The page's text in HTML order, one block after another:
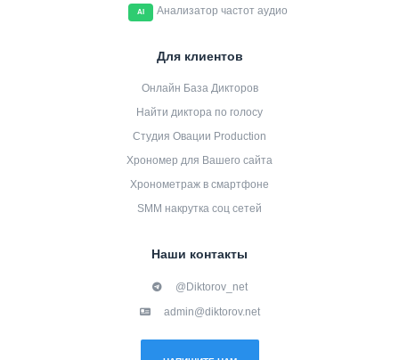
AI Анализатор частот аудио
Для клиентов
Онлайн База Дикторов
Найти диктора по голосу
Студия Овации Production
Хрономер для Вашего сайта
Хронометраж в смартфоне
SMM накрутка соц сетей
Наши контакты
@Diktorov_net
admin@diktorov.net